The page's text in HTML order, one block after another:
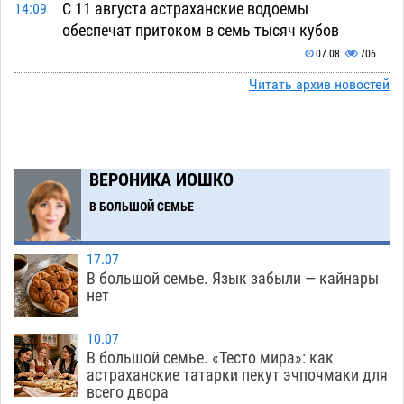
14:09
С 11 августа астраханские водоемы
обеспечат притоком в семь тысяч кубов
07.08 706
Астраханский аэропорт попробует отбиться
помойку
11:58
В Астрахани подросток угнал мотоцикл и
похитил чужие мобильник с банковскими
картами
11:20
Астраханцев ждут на парковом газоне с
призами и эрмитажными котами
10:43
Астраханский суд встал на сторону МЧС в
споре за возврат униформы
07.08 417
Читать архив новостей
ВЕРОНИКА ИОШКО
В БОЛЬШОЙ СЕМЬЕ
17.07
В большой семье. Язык забыли — кайнары
нет
10.07
В большой семье. «Тесто мира»: как
астраханские татарки пекут эчпочмаки для
всего двора